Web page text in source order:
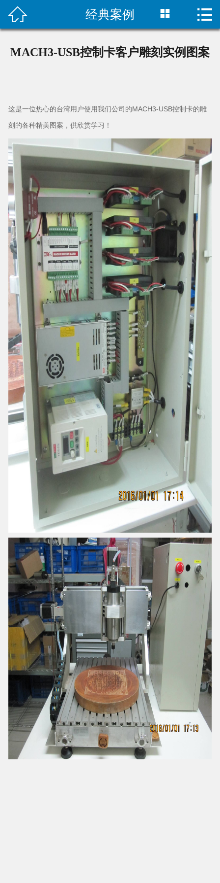
 首页
经典案例
新闻中心
技术支持
下载中心
联系我们
Languages
 经典案例  
MACH3-USB控制卡客户雕刻实例图案
这是一位热心的台湾用户使用我们公司的MACH3-USB控制卡的雕
刻的各种精美图案，供欣赏学习！